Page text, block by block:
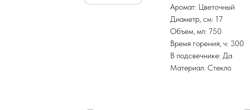
Аромат: Цветочный
Диаметр, см: 17
Объем, мл: 750
Время горения, ч: 300
В подсвечнике: Да
Материал: Стекло